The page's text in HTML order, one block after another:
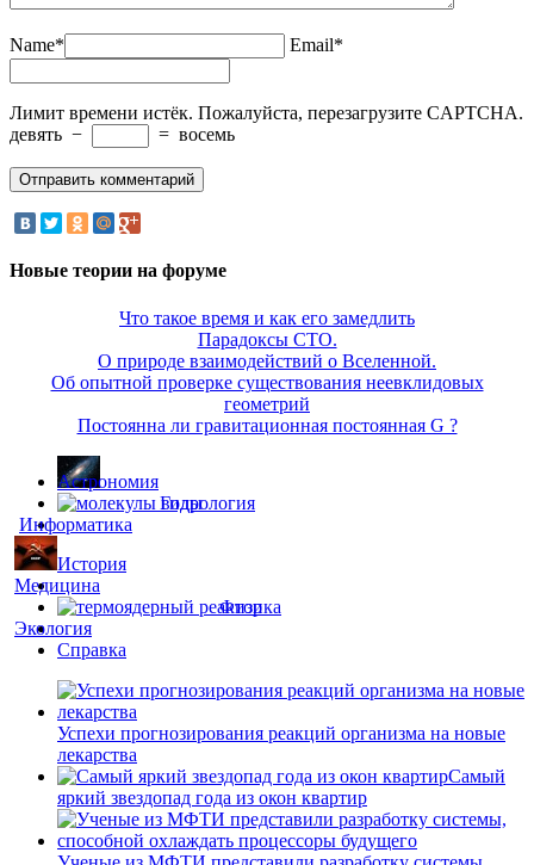
Name* Email*
Лимит времени истёк. Пожалуйста, перезагрузите CAPTCHA.
девять − = восемь
Новые теории на форуме
Что такое время и как его замедлить
Парадоксы СТО.
О природе взаимодействий о Вселенной.
Об опытной проверке существования неевклидовых
геометрий
Постоянна ли гравитационная постоянная G ?
Астрономия
Гидрология
Информатика
История
Медицина
Физика
Экология
Справка
Успехи прогнозирования реакций организма на новые
лекарства
Самый
яркий звездопад года из окон квартир